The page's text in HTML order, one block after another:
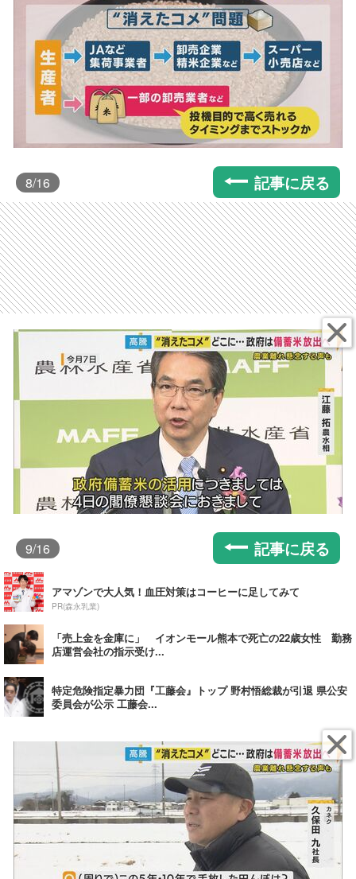
8/16 記事に戻る
9/16 記事に戻る
アマゾンで大人気！血圧対策はコーヒーに足してみて
PR(森永乳業)
「売上金を金庫に」 イオンモール熊本で死亡の22歳女性 勤務
店運営会社の指示受け...
特定危険指定暴力団『工藤会』トップ 野村悟総裁が引退 県公安
委員会が公示 工藤会...